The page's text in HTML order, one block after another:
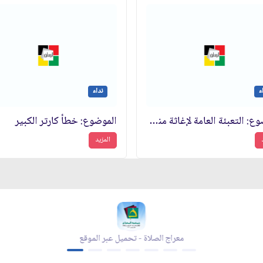
الموضوع: التعبئة العامة لإغاثة منكوبي الزلزال في خراسان‏
نداء
الموضوع: خطأ كارتر الكبير
المزيد
معراج الصلاة - تحميل عبر الموقع